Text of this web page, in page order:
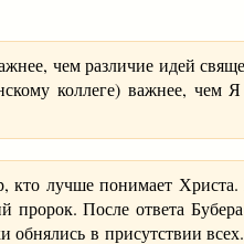
чем различие идей
коллеге) важнее,
кто лучше понимает
После ответа
обнялись в присутствии